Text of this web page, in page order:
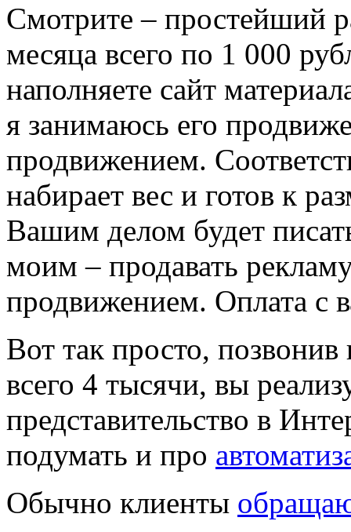
Смотрите – простейший
месяца всего по 1 000
наполняете сайт
я занимаюсь его
продвижением.
набирает вес и готов к
Вашим делом будет
моим – продавать
продвижением. Оплата с
Вот так просто,
всего 4 тысячи, вы
представительство в
подумать и про
Обычно клиенты